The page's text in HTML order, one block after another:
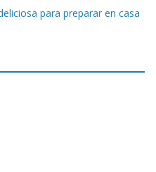
para preparar en casa